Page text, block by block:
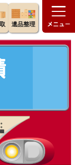
遺品整理